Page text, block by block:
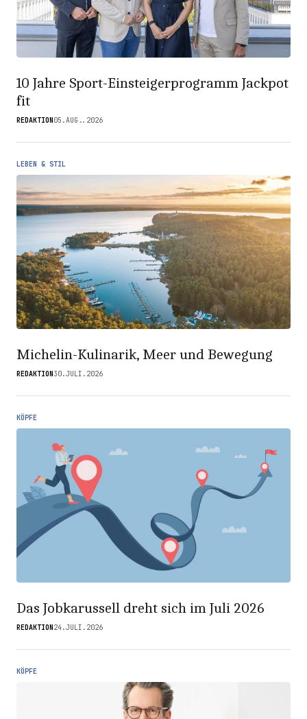
10 Jahre Sport-Einsteigerprogramm Jackpot
fit
REDAKTION 05.AUG..2026
LEBEN & STIL
Michelin-Kulinarik, Meer und Bewegung
REDAKTION 30.JULI.2026
KÖPFE
Das Jobkarussell dreht sich im Juli 2026
REDAKTION 24.JULI.2026
KÖPFE